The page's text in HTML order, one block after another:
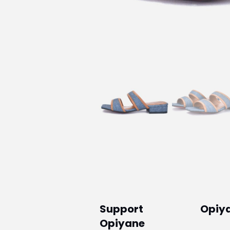
Support
Opiyane